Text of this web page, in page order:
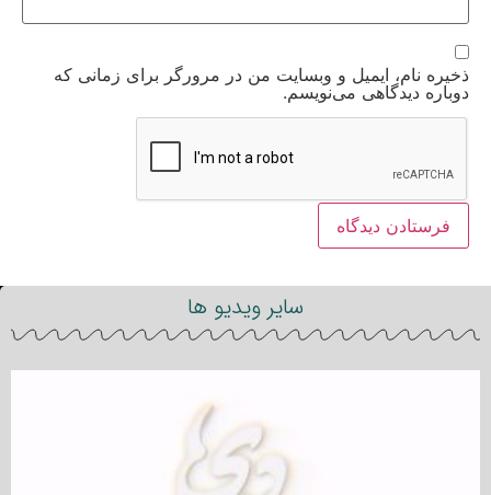
ذخیره نام، ایمیل و وبسایت من در مرورگر برای زمانی که
دوباره دیدگاهی می‌نویسم.
سایر ویدیو ها